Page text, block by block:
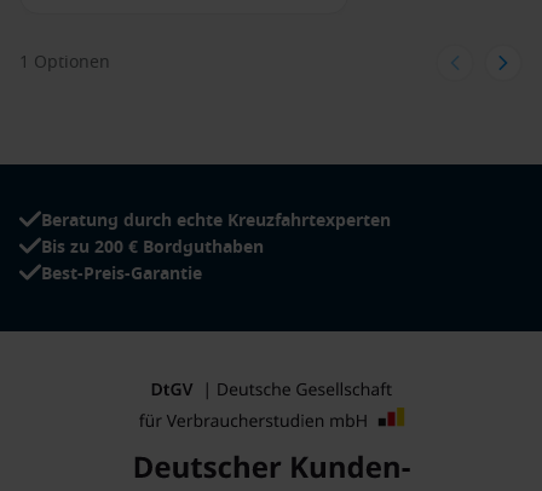
1 Optionen
Beratung durch echte Kreuzfahrtexperten
Bis zu 200 € Bordguthaben
Best-Preis-Garantie